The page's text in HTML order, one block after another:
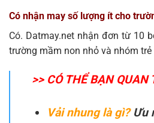
Có nhận may số lượng ít cho
Có. Datmay.net nhận đơn từ 10
trường mầm non nhỏ và nhóm
>> CÓ THỂ BẠN QUAN
Vải nhung là gì?Ưu